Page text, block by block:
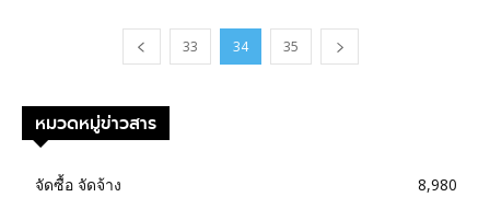
33 34 35
หมวดหมู่ข่าวสาร
จัดซื้อ จัดจ้าง
8,980